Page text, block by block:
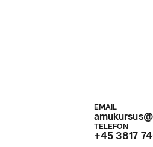
EMAIL
TELEFON
+45 3817